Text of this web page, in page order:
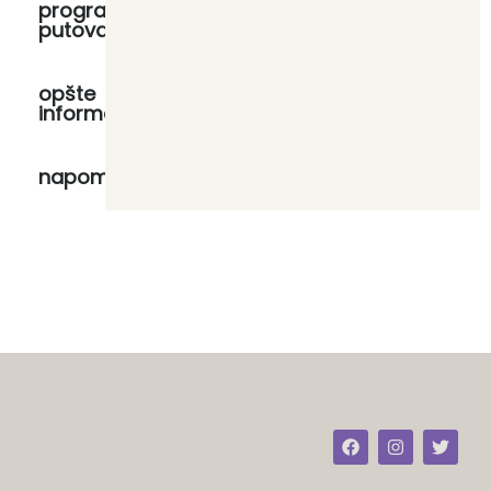
program
putovanja
opšte
informacije
napomene